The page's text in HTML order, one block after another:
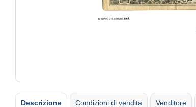
Descrizione Condizioni di vendita Venditore